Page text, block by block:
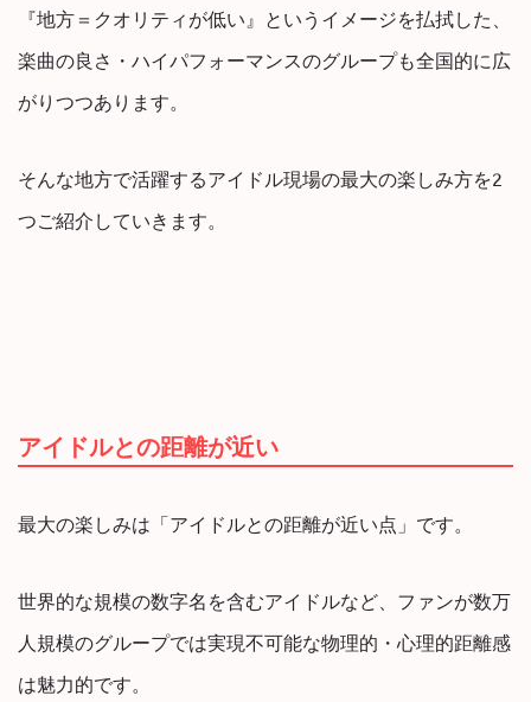
『地方＝クオリティが低い』というイメージを払拭した、
楽曲の良さ・ハイパフォーマンスのグループも全国的に広
がりつつあります。
そんな地方で活躍するアイドル現場の最大の楽しみ方を2
つご紹介していきます。
アイドルとの距離が近い
最大の楽しみは「アイドルとの距離が近い点」です。
世界的な規模の数字名を含むアイドルなど、ファンが数万
人規模のグループでは実現不可能な物理的・心理的距離感
は魅力的です。